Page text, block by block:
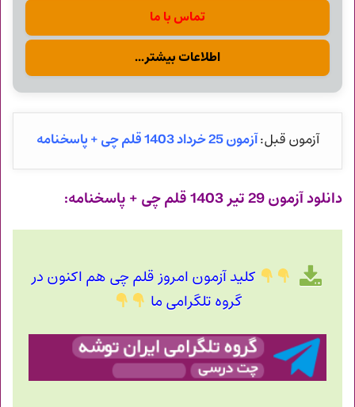
تماس با ما
اطلاعات بیشتر...
آزمون قبل:آزمون 25 خرداد 1403 قلم چی + پاسخنامه
دانلود آزمون 29 تیر 1403 قلم چی + پاسخنامه:
کلید آزمون امروز قلم چی هم اکنون در
گروه تلگرامی ما